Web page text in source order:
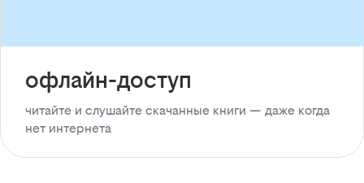
офлайн-доступ
читайте и слушайте скачанные книги — даже когда
нет интернета